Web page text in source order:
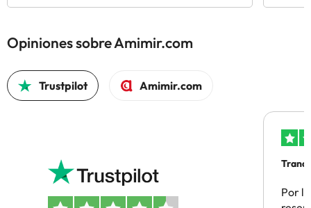
Opiniones sobre Amimir.com
Trustpilot Amimir.com
Por